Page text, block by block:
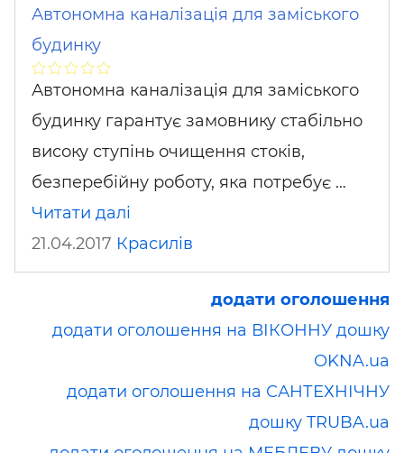
Автономна каналізація для заміського
будинку
Автономна каналізація для заміського
будинку гарантує замовнику стабільно
високу ступінь очищення стоків,
безперебійну роботу, яка потребує …
Читати далі
21.04.2017 Красилів
додати оголошення
додати оголошення на ВІКОННУ дошку
OKNA.ua
додати оголошення на САНТЕХНІЧНУ
дошку TRUBA.ua